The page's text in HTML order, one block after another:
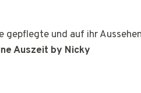
und auf ihr
Auszeit by Nicky